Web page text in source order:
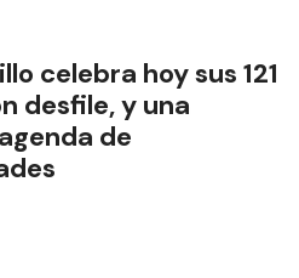
celebra hoy sus 121
desfile, y una
de